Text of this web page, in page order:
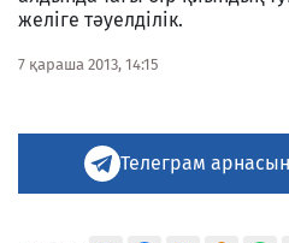
желіге тәуелділік.
7 қараша 2013, 14:15
Телеграм